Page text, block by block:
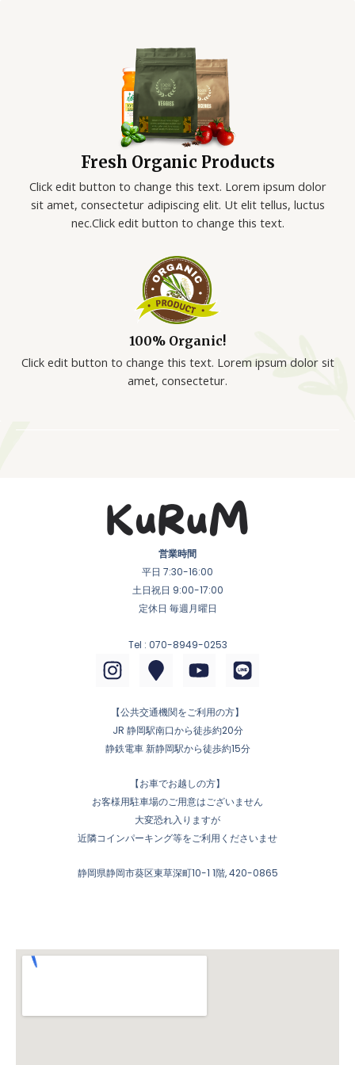
Fresh Organic Products
Click edit button to change this text. Lorem ipsum dolor
sit amet, consectetur adipiscing elit. Ut elit tellus, luctus
nec.Click edit button to change this text.
100% Organic!
Click edit button to change this text. Lorem ipsum dolor sit
amet, consectetur.
営業時間
平日 7:30-16:00
土日祝日 9:00-17:00
定休日 毎週月曜日
Tel : 070-8949-0253
I
n
s
t
a
a
m
M
a
p
-
m
r
k
e
r
Y
o
u
t
u
e
L
i
e
【公共交通機関をご利用の方】
JR 静岡駅南口から徒歩約20分
静鉄電車 新静岡駅から徒歩約15分
【お車でお越しの方】
お客様用駐車場のご用意はございません
大変恐れ入りますが
近隣コインパーキング等をご利用くださいませ
静岡県静岡市葵区東草深町10-1 1階, 420-0865